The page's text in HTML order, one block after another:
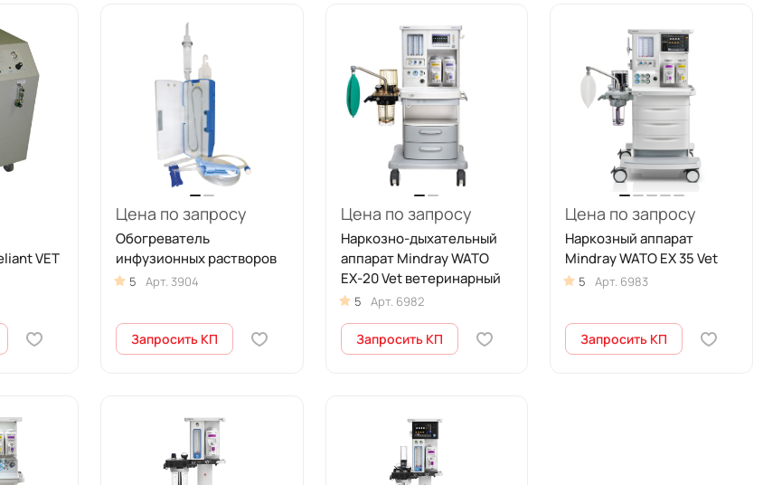
VET
Цена по запросу
Обогреватель
инфузионных растворов
5 Арт. 3904
Запросить КП
Цена по запросу
Наркозно-дыхательный
аппарат Mindray WATO
EX-20 Vet ветеринарный
5 Арт. 6982
Запросить КП
Цена по запросу
Наркозный аппарат
Mindray WATO EX 35 Vet
5 Арт. 6983
Запросить КП